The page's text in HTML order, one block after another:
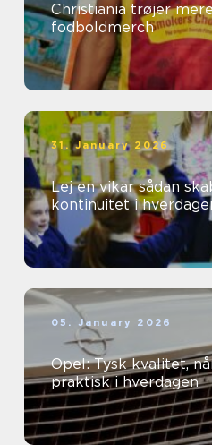
Christiania trøjer mere end bare
fodboldmerch
31. January 2026
Lej en vikar sådan skaber du tryghed og
kontinuitet i
05. January 2026
Opel: Tysk kvalitet,
praktisk i hverdagen